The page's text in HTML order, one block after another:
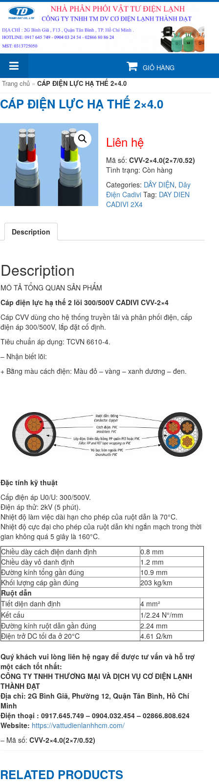
GIỎ HÀNG
Trang chủ » CÁP ĐIỆN LỰC HẠ THẾ 2×4.0
CÁP ĐIỆN LỰC HẠ THẾ 2×4.0
Liên hệ
Mã số:CVV-2×4.0(2×7/0.52)
Tình trạng: Còn hàng
Categories: DÂY DIỆN, Dây
Điện Cadivi Tag: DAY DIEN
CADIVI 2X4
Description
Description
MÔ TẢ TỔNG QUAN SẢN PHẨM
Cáp điện lực hạ thế 2 lõi 300/500V CADIVI CVV-2×4
Cáp CVV dùng cho hệ thống truyền tải và phân phối điện, cấp
điện áp 300/500V, lắp đặt cố định.
Tiêu chuẩn áp dụng: TCVN 6610-4.
– Nhận biết lõi:
+ Bằng màu cách điện: Màu đỏ – vàng – xanh dương – đen.
Đặc tính kỹ thuật
Cấp điện áp U0/U: 300/500V.
Điện áp thử: 2kV (5 phút).
Nhiệt độ làm việc dài hạn cho phép của ruột dẫn là 70°C.
Nhiệt độ cực đại cho phép của ruột dẫn khi ngắn mạch trong thời
gian không quá 5 giây là 160°C.
Chiều dày cách điện danh định
0.8 mm
Chiều dày vỏ danh định
1.2 mm
Đường kính tổng gần đúng
10.9 mm
Khối lượng cáp gần đúng
203 kg/km
Ruột dẫn
Tiết diện danh định
4 mm²
Kết cấu
1/2.24 N°/mm
Đường kính ruột dẫn gần đúng
2.24 mm
Điện trở DC tối đa ở 20°C
4.61 Ω/km
Quý khách vui lòng liên hệ ngay để được tư vấn và hỗ trợ
một cách tốt nhất:
CÔNG TY TNHH THƯƠNG MẠI VÀ DỊCH VỤ CƠ ĐIỆN LẠNH
THÀNH ĐẠT
Địa chỉ: 2G Bình Giã, Phường 12, Quận Tân Bình, Hồ Chí
Minh
Điện thoại : 0917.645.749 – 0904.032.454 – 02866.808.624
Website: https://vattudienlanhhcm.com/
– Mã số: CVV-2×4.0(2×7/0.52)
RELATED PRODUCTS